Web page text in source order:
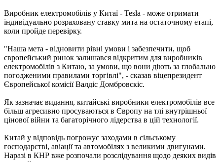
Виробник електромобілів у Китаї - Tesla - може отримати
індивідуально розраховану ставку мита на остаточному етапі,
коли пройде перевірку.
"Наша мета - відновити рівні умови і забезпечити, щоб
європейський ринок залишався відкритим для виробників
електромобілів з Китаю, за умови, що вони діють за глобально
погодженими правилами торгівлі", - сказав віцепрезидент
Європейської комісії Валдіс Домбровскіс.
Як зазначає видання, китайські виробники електромобілів все
більш агресивно просуваються в Європу на тлі внутрішньої
цінової війни та багаторічного лідерства в цій технології.
Китай у відповідь погрожує заходами в сільському
господарстві, авіації та автомобілях з великими двигунами.
Наразі в КНР вже розпочали розслідування щодо деяких видів